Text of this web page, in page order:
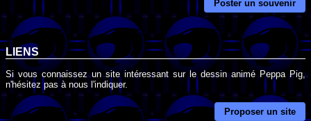
Poster un souvenir
LIENS
Si vous connaissez un site intéressant sur le dessin animé Peppa Pig,
n'hésitez pas à nous l'indiquer.
Proposer un site